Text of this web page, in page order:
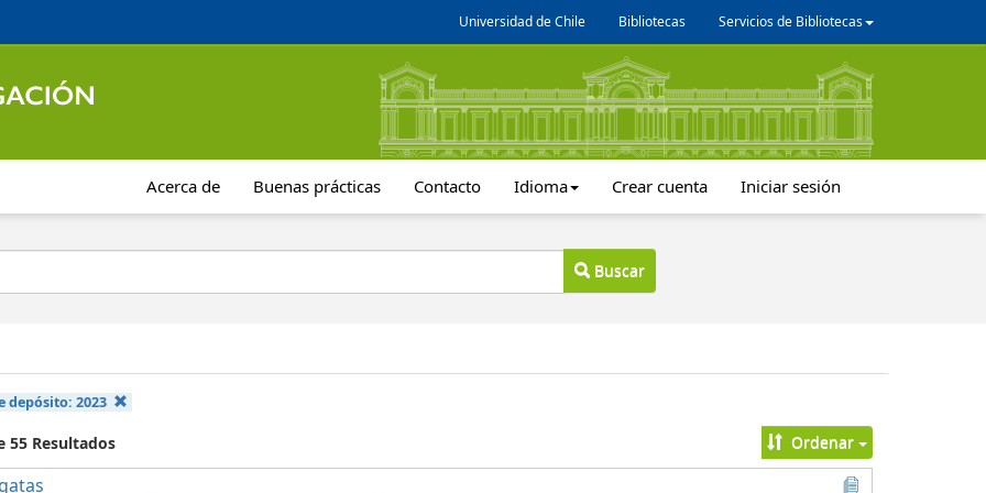
Universidad de Chile Bibliotecas Servicios de Bibliotecas
Acerca de Buenas prácticas Contacto Idioma Crear cuenta Iniciar sesión
Buscar
depósito: 2023
55 Resultados Ordenar